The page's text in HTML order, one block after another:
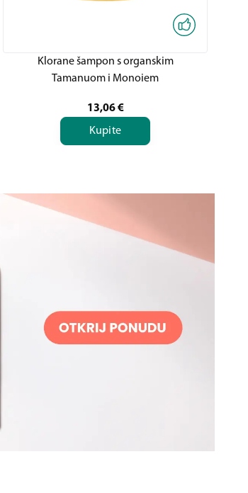
Klorane šampon s organskim
Tamanuom i Monoiem
13,06 €
Kupite